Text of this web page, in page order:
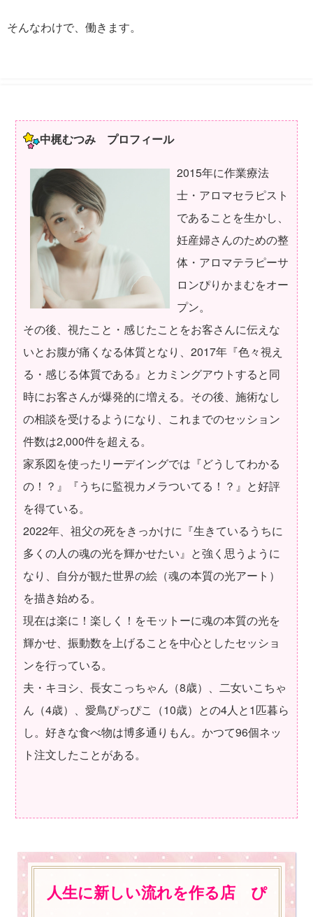
そんなわけで、働きます。
中梶むつみ プロフィール
2015年に作業療法
士・アロマセラピスト
であることを生かし、
妊産婦さんのための整
体・アロマテラピーサ
ロンぴりかまむをオー
プン。
その後、視たこと・感じたことをお客さんに伝えな
いとお腹が痛くなる体質となり、2017年『色々視え
る・感じる体質である』とカミングアウトすると同
時にお客さんが爆発的に増える。その後、施術なし
の相談を受けるようになり、これまでのセッション
件数は2,000件を超える。
家系図を使ったリーデイングでは『どうしてわかる
の！？』『うちに監視カメラついてる！？』と好評
を得ている。
2022年、祖父の死をきっかけに『生きているうちに
多くの人の魂の光を輝かせたい』と強く思うように
なり、自分が観た世界の絵（魂の本質の光アート）
を描き始める。
現在は楽に！楽しく！をモットーに魂の本質の光を
輝かせ、振動数を上げることを中心としたセッショ
ンを行っている。
夫・キヨシ、長女こっちゃん（8歳）、二女いこちゃ
ん（4歳）、愛鳥ぴっぴこ（10歳）との4人と1匹暮ら
し。好きな食べ物は博多通りもん。かつて96個ネッ
ト注文したことがある。
人生に新しい流れを作る店 ぴ